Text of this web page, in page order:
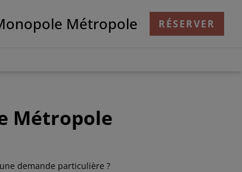
Métropole RÉSERVER
Métropole
demande particulière ?